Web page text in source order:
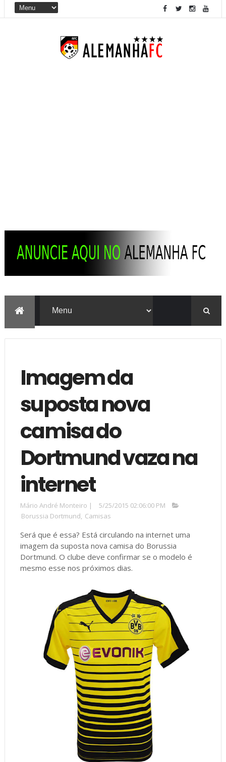
Imagem da
suposta nova
camisa do
Dortmund vaza na
internet
Mário André Monteiro |
5/25/2015 02:06:00 PM
Borussia Dortmund, Camisas
Será que é essa? Está circulando na internet uma
imagem da suposta nova camisa do Borussia
Dortmund. O clube deve confirmar se o modelo é
mesmo esse nos próximos dias.